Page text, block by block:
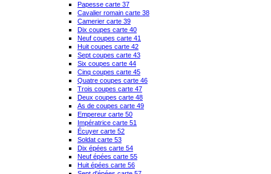
Papesse carte 37
Cavalier romain carte 38
Camerier carte 39
Dix coupes carte 40
Neuf coupes carte 41
Huit coupes carte 42
Sept coupes carte 43
Six coupes carte 44
Cinq coupes carte 45
Quatre coupes carte 46
Trois coupes carte 47
Deux coupes carte 48
As de coupes carte 49
Empereur carte 50
Impératrice carte 51
Écuyer carte 52
Soldat carte 53
Dix épées carte 54
Neuf épées carte 55
Huit épées carte 56